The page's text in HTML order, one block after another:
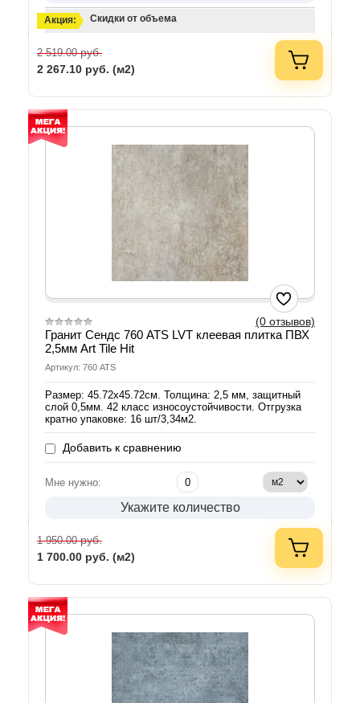
Акция: Скидки от объема
2 519.00руб.
2 267.10 руб. (м2)
(0 отзывов)
Гранит Сендс 760 ATS LVT клеевая плитка ПВХ
2,5мм Art Tile Hit
Артикул: 760 ATS
Размер: 45.72х45.72см. Толщина: 2,5 мм, защитный
слой 0,5мм. 42 класс износоустойчивости. Отгрузка
кратно упаковке: 16 шт/3,34м2.
Добавить к сравнению
Мне нужно:
Укажите количество
1 950.00руб.
1 700.00 руб. (м2)